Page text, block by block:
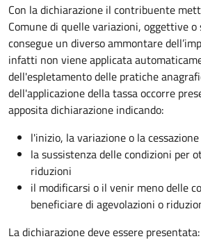
Con la dichiarazione il contribuente
Comune di quelle variazioni, oggettive
consegue un diverso ammontare
infatti non viene applicata
dell'espletamento delle pratiche
dell'applicazione della tassa occorre
apposita dichiarazione indicando:
l'inizio, la variazione o la
la sussistenza delle condizioni per
riduzioni
il modificarsi o il venir meno delle
beneficiare di agevolazioni o
La dichiarazione deve essere presentata: